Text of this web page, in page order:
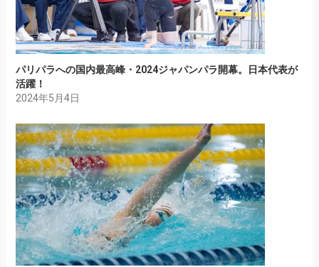
パリパラへの国内最高峰・2024ジャパンパラ開幕。日本代表が
活躍！
2024年5月4日